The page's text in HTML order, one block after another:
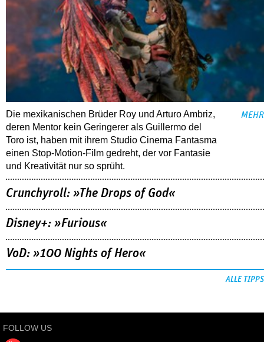
Die mexikanischen Brüder Roy und Arturo Ambriz,
deren Mentor kein Geringerer als Guillermo del
Toro ist, haben mit ihrem Studio Cinema Fantasma
einen Stop-Motion-Film gedreht, der vor Fantasie
und Kreativität nur so sprüht.
MEHR
Crunchyroll: »The Drops of God«
Disney+: »Furious«
VoD: »100 Nights of Hero«
ALLE TIPPS
FOLLOW US